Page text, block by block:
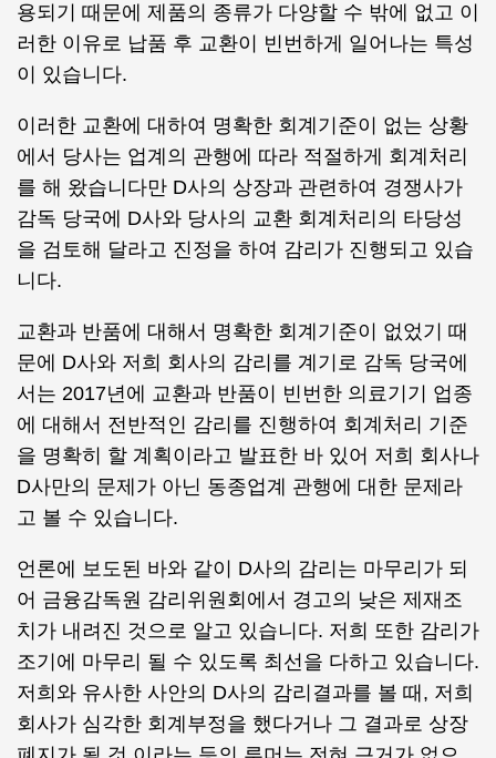
용되기 때문에 제품의 종류가 다양할 수 밖에 없고 이
러한 이유로 납품 후 교환이 빈번하게 일어나는 특성
이 있습니다.
이러한 교환에 대하여 명확한 회계기준이 없는 상황
에서 당사는 업계의 관행에 따라 적절하게 회계처리
를 해 왔습니다만 D사의 상장과 관련하여 경쟁사가
감독 당국에 D사와 당사의 교환 회계처리의 타당성
을 검토해 달라고 진정을 하여 감리가 진행되고 있습
니다.
교환과 반품에 대해서 명확한 회계기준이 없었기 때
문에 D사와 저희 회사의 감리를 계기로 감독 당국에
서는 2017년에 교환과 반품이 빈번한 의료기기 업종
에 대해서 전반적인 감리를 진행하여 회계처리 기준
을 명확히 할 계획이라고 발표한 바 있어 저희 회사나
D사만의 문제가 아닌 동종업계 관행에 대한 문제라
고 볼 수 있습니다.
언론에 보도된 바와 같이 D사의 감리는 마무리가 되
어 금융감독원 감리위원회에서 경고의 낮은 제재조
치가 내려진 것으로 알고 있습니다. 저희 또한 감리가
조기에 마무리 될 수 있도록 최선을 다하고 있습니다.
저희와 유사한 사안의 D사의 감리결과를 볼 때, 저희
회사가 심각한 회계부정을 했다거나 그 결과로 상장